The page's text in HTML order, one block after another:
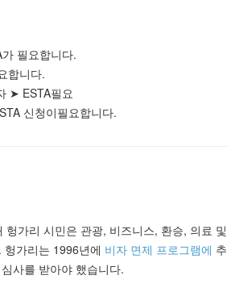
필요합니다.
합니다.
➤ ESTA필요
신청이필요합니다.
가리 시민은 관광, 비즈니스, 환승, 의료
가리는 1996년에 비자 면제 프로그램에
사를 받아야 했습니다.